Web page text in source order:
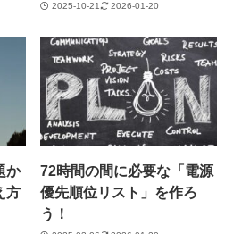
2025-10-21 2026-01-20
か
方
72時間の間に必要な「電源
優先順位リスト」を作ろ
う！